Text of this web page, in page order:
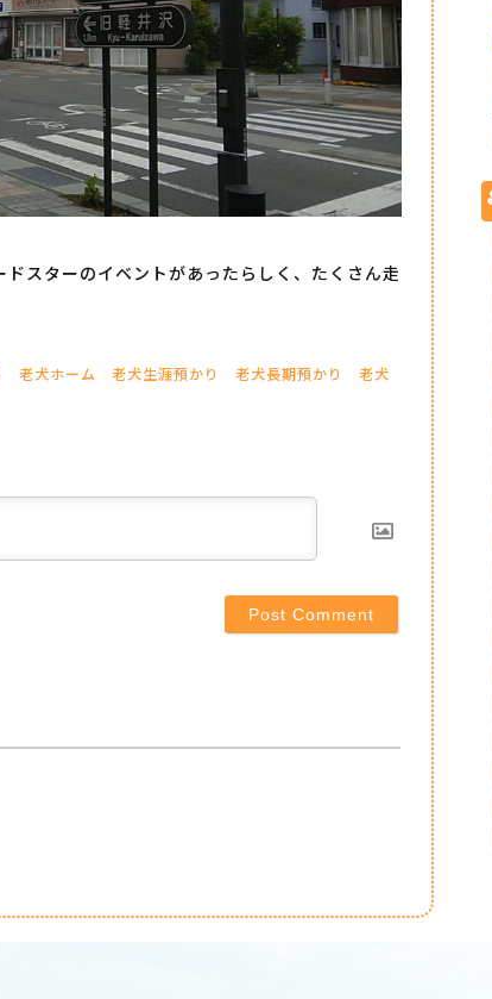
スターのイベントがあったらしく、たくさん走
老犬ホーム 老犬生涯預かり 老犬長期預かり
老犬